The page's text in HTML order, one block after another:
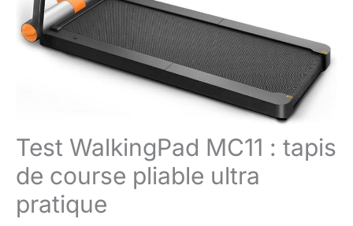
Test WalkingPad MC11 : tapis
de course pliable ultra
pratique